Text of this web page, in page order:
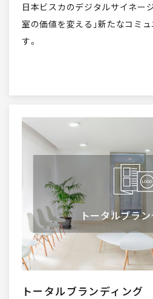
日本ビスカのデジタルサイネー
室の価値を変える」新たなコミ
す。
トータルブラ
トータルブランディング